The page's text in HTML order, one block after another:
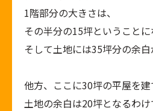
1階部分の大きさは、
その半分の15坪ということに
そして土地には35坪分の余白
他方、ここに30坪の平屋を建
土地の余白は20坪となるわけ